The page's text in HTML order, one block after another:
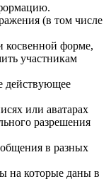
(в том числе
косвенной форме,
участникам
действyющее
или аватарах
разрешения
в разных
на которые даны в